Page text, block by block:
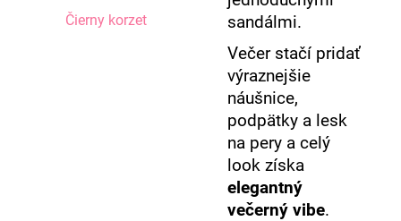
Čierny korzet
sandálmi.
Večer stačí pridať
výraznejšie
náušnice,
podpätky a lesk
na pery a celý
look získa
elegantný
večerný vibe.